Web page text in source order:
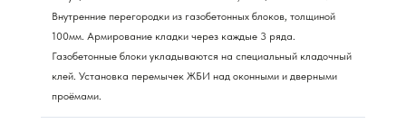
Внутренние перегородки из газобетонных блоков, толщиной
100мм. Армирование кладки через каждые 3 ряда.
Газобетонные блоки укладываются на специальный кладочный
клей. Установка перемычек ЖБИ над оконными и дверными
проёмами.